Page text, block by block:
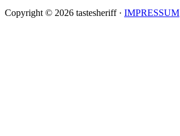
Copyright © 2026 tastesheriff · IMPRESSUM